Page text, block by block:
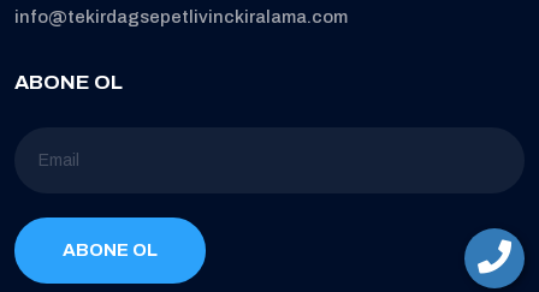
info@tekirdagsepetlivinckiralama.com
ABONE OL
ABONE OL